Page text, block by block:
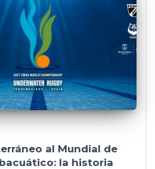
al Mundial de
la historia